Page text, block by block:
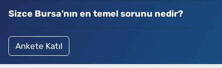
Sizce Bursa'nın en temel sorunu nedir?
Ankete Katıl